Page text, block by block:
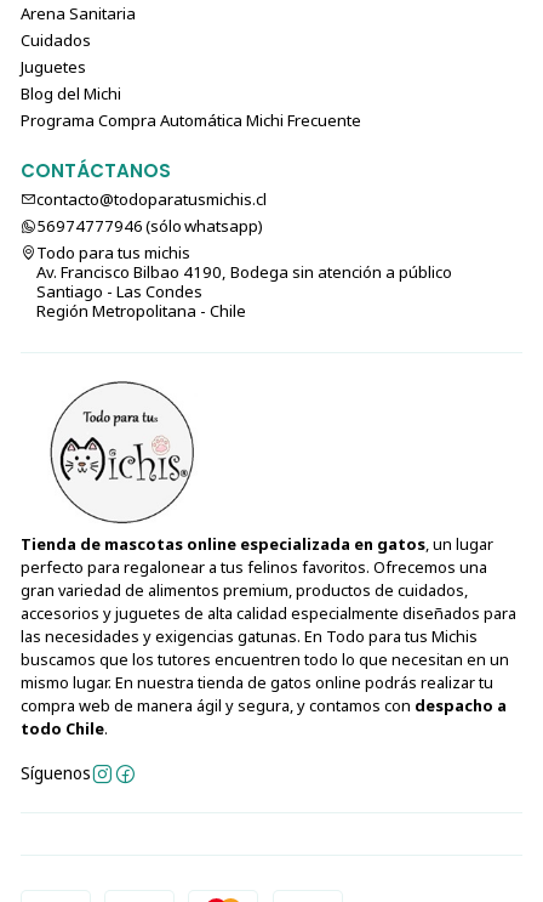
Arena Sanitaria
Cuidados
Juguetes
Blog del Michi
Programa Compra Automática Michi Frecuente
CONTÁCTANOS
contacto@todoparatusmichis.cl
56974777946 (sólo⁣⁣⁣⁣⁣​​​​​​​​​​​​​​​ whatsapp)
Todo para tus michis
Av. Francisco Bilbao 4190, Bodega sin atención a público
Santiago - Las Condes
Región Metropolitana - Chile
Tienda de mascotas online especializada en gatos, un lugar
perfecto para regalonear a tus felinos favoritos. Ofrecemos una
gran variedad de alimentos premium, productos de cuidados,
accesorios y juguetes de alta calidad especialmente diseñados para
las necesidades y exigencias gatunas. En Todo para tus Michis
buscamos que los tutores encuentren todo lo que necesitan en un
mismo lugar. En nuestra tienda de gatos online podrás realizar tu
compra web de manera ágil y segura, y contamos con despacho a
todo Chile.
Síguenos